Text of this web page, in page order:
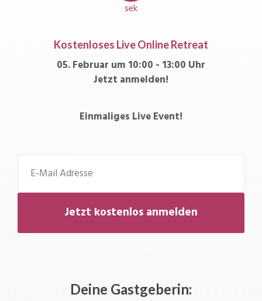
sek
Kostenloses Live Online Retreat
05. Februar um 10:00 - 13:00 Uhr
Jetzt anmelden!
Einmaliges Live Event!
Jetzt kostenlos anmelden
Deine Gastgeberin: